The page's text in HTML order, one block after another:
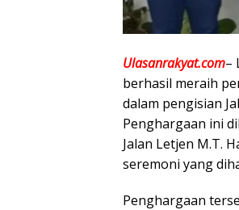
Ulasanrakyat.com–
berhasil meraih
dalam pengisian
Penghargaan ini
Jalan Letjen M.T.
seremoni yang
Penghargaan